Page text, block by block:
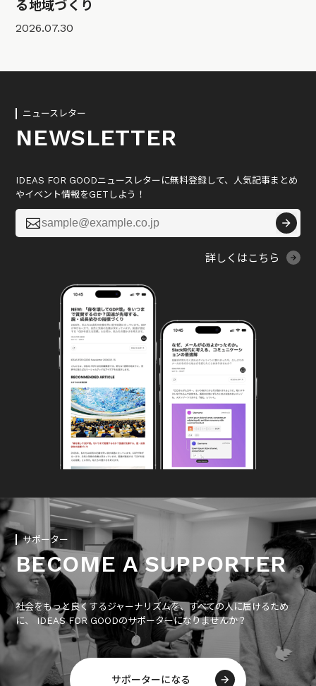
る地域づくり
2026.07.30
ニュースレター
NEWSLETTER
IDEAS FOR GOODニュースレターに無料登録して、人気記事まとめ
やイベント情報をGETしよう！

詳しくはこちら
サポーター
BECOME A SUPPORTER
社会をもっと良くするジャーナリズムを、すべての人に届けるため
に、 IDEAS FOR GOODのサポーターになりませんか？
サポーターになる